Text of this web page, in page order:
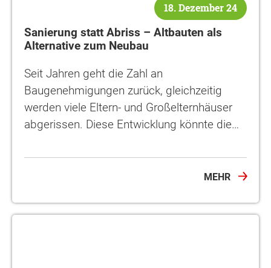
18. Dezember 24
Sanierung statt Abriss – Altbauten als
Alternative zum Neubau
Seit Jahren geht die Zahl an
Baugenehmigungen zurück, gleichzeitig
werden viele Eltern- und Großelternhäuser
abgerissen. Diese Entwicklung könnte die…
MEHR